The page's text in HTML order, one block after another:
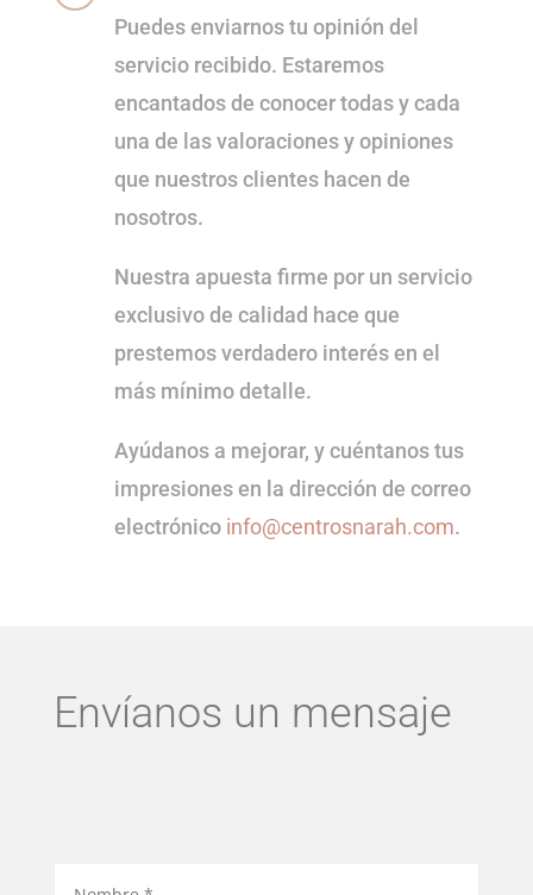
Puedes enviarnos tu opinión del
servicio recibido. Estaremos
encantados de conocer todas y cada
una de las valoraciones y opiniones
que nuestros clientes hacen de
nosotros.
Nuestra apuesta firme por un servicio
exclusivo de calidad hace que
prestemos verdadero interés en el
más mínimo detalle.
Ayúdanos a mejorar, y cuéntanos tus
impresiones en la dirección de correo
electrónico info@centrosnarah.com.
Envíanos un mensaje